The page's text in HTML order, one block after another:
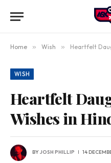
Home » Wish » Heartfelt
WISH
Heartfelt
Wishes in
BYJOSH PHILLIP 14